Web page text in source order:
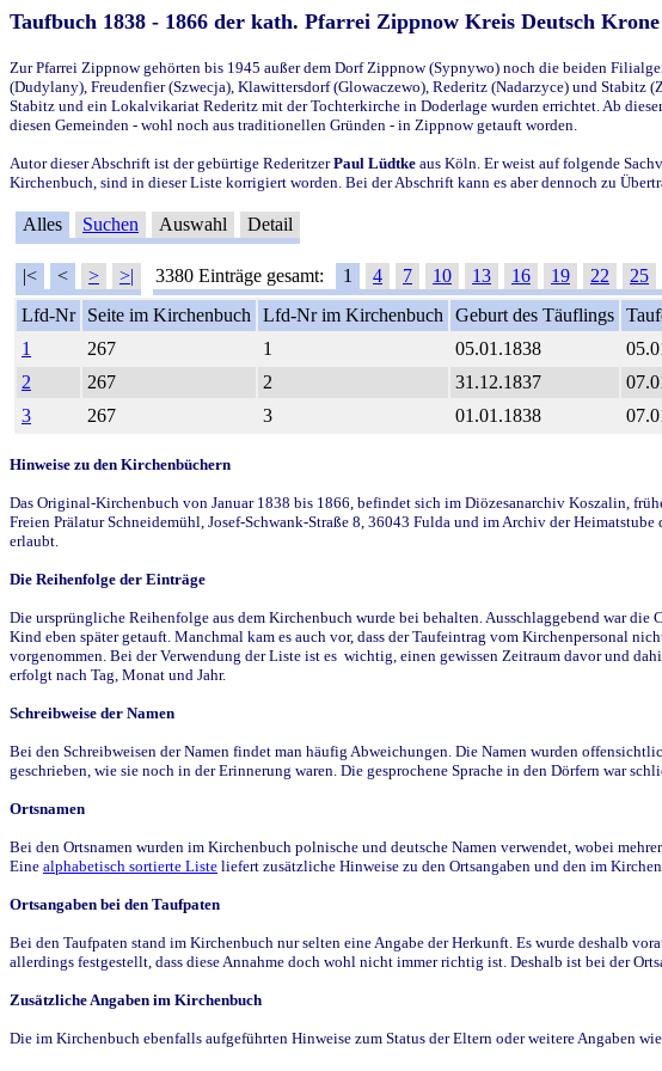
Taufbuch 1838 - 1866 der kath. Pfarrei Zippnow Kreis Deutsch Krone
Zur Pfarrei Zippnow gehörten bis 1945 außer dem Dorf Zippnow (Sypnywo) noch die beiden
(Dudylany), Freudenfier (Szwecja), Klawittersdorf (Glowaczewo), Rederitz (Nadarzyce) und
Stabitz und ein Lokalvikariat Rederitz mit der Tochterkirche in Doderlage wurden errichtet. Ab
diesen Gemeinden - wohl noch aus traditionellen Gründen - in Zippnow getauft worden.
Autor dieser Abschrift ist der gebürtige RederitzerPaul Lüdtke aus Köln. Er weist auf folgende
Kirchenbuch, sind in dieser Liste korrigiert worden. Bei der Abschrift kann es aber dennoch zu
Alles Suchen Auswahl Detail
|< < > >| 3380 Einträge gesamt: 1 4 7 10 13 16 19 22 25
Lfd-Nr
Seite im Kirchenbuch Lfd-Nr im Kirchenbuch Geburt des Täuflings
1
267 1 05.01.1838
2
267 2 31.12.1837
3
267 3 01.01.1838
Hinweise zu den Kirchenbüchern
Das Original-Kirchenbuch von Januar 1838 bis 1866, befindet sich im Diözesanarchiv Koszalin,
Freien Prälatur Schneidemühl, Josef-Schwank-Straße 8, 36043 Fulda und im Archiv der
erlaubt.
Die Reihenfolge der Einträge
Die ursprüngliche Reihenfolge aus dem Kirchenbuch wurde bei behalten. Ausschlaggebend war
Kind eben später getauft. Manchmal kam es auch vor, dass der Taufeintrag vom Kirchenpersonal
vorgenommen. Bei der Verwendung der Liste ist es wichtig, einen gewissen Zeitraum davor und
erfolgt nach Tag, Monat und Jahr.
Schreibweise der Namen
Bei den Schreibweisen der Namen findet man häufig Abweichungen. Die Namen wurden
geschrieben, wie sie noch in der Erinnerung waren. Die gesprochene Sprache in den Dörfern war
Ortsnamen
Bei den Ortsnamen wurden im Kirchenbuch polnische und deutsche Namen verwendet, wobei
Eine alphabetisch sortierte Liste liefert zusätzliche Hinweise zu den Ortsangaben und den im
Ortsangaben bei den Taufpaten
Bei den Taufpaten stand im Kirchenbuch nur selten eine Angabe der Herkunft. Es wurde deshalb
allerdings festgestellt, dass diese Annahme doch wohl nicht immer richtig ist. Deshalb ist bei der
Zusätzliche Angaben im Kirchenbuch
Die im Kirchenbuch ebenfalls aufgeführten Hinweise zum Status der Eltern oder weitere Angaben